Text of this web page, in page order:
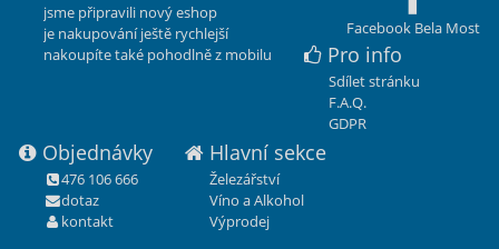
Facebook Bela Most
jsme připravili nový eshop
je nakupování ještě rychlejší
nakoupíte také pohodlně z mobilu
Pro info
Sdílet stránku
F.A.Q.
GDPR
Objednávky
476 106 666
dotaz
kontakt
Hlavní sekce
Železářství
Víno a Alkohol
Výprodej